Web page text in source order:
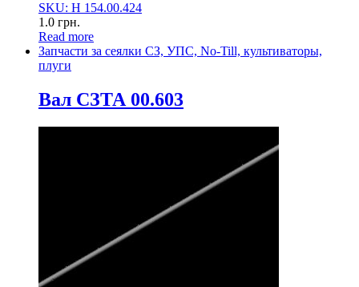
SKU: Н 154.00.424
1.0 грн.
Read more
Запчасти за сеялки СЗ, УПС, No-Till, культиваторы,
плуги
Вал СЗТА 00.603